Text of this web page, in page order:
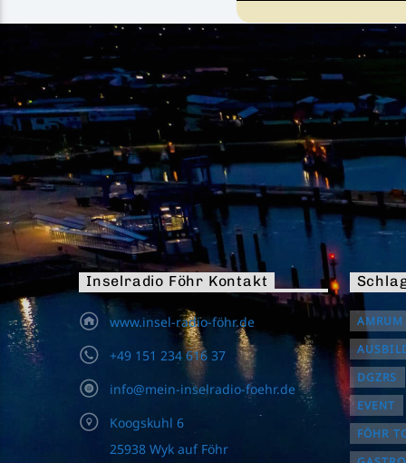
15:00
Für Kaffee oder Tee seid
zuständig - Wir sorgen
Mit uns durch euren
egal wo ihr seid.
Mehr Informationen
Inselradio Föhr Kontakt
www.insel-radio-föhr.de
+49 151 234 616 37
info@mein-inselradio-foehr.de
Koogskuhl 6
25938 Wyk auf Föhr
AMRUM
DGZRS
EVENT
FÖHR